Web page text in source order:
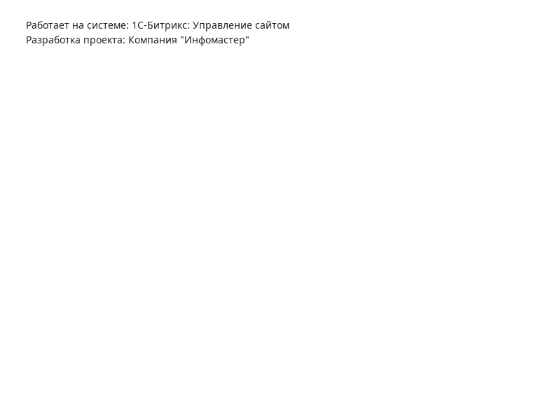
Работает на системе: 1С-Битрикс: Управление сайтом
Разработка проекта: Компания "Инфомастер"